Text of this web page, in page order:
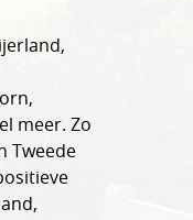
meer. Zo
Tweede